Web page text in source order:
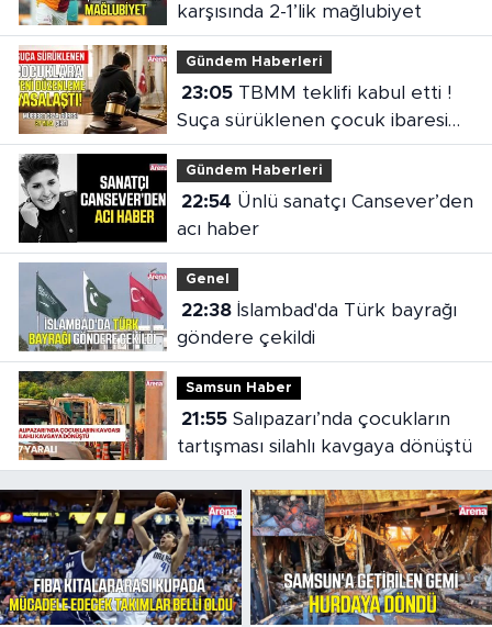
karşısında 2-1’lik mağlubiyet
Gündem Haberleri
23:05TBMM teklifi kabul etti !
Suça sürüklenen çocuk ibaresi
değişti
Gündem Haberleri
22:54
acı haber
Genel
22:38İslambad'da Türk bayrağı
göndere çekildi
Samsun Haber
21:55Salıpazarı’nda çocukların
tartışması silahlı kavgaya dönüştü